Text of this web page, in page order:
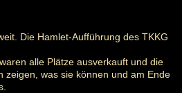
Die Hamlet-Aufführung des TKKG
alle Plätze ausverkauft und die
zeigen, was sie können und am Ende